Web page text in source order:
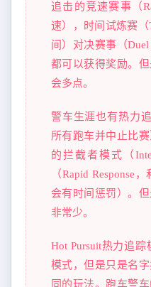
追击的竞速赛事（
速），时间试炼赛
间）对决赛事（
都可以获得奖励。
会多点。
警车生涯也有热力
所有跑车并中止比
的拦截者模式（
（Rapid Response
会有时间惩罚）。
非常少。
Hot Pursuit热力追
模式，但是只是名
同的玩法。跑车警